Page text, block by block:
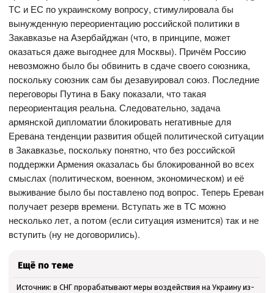
ТС и ЕС по украинскому вопросу, стимулировала бы
вынужденную переориентацию российской политики в
Закавказье на Азербайджан (что, в принципе, может
оказаться даже выгоднее для Москвы). Причём Россию
невозможно было бы обвинить в сдаче своего союзника,
поскольку союзник сам бы дезавуировал союз. Последние
переговоры Путина в Баку показали, что такая
переориентация реальна. Следовательно, задача
армянской дипломатии блокировать негативные для
Еревана тенденции развития общей политической ситуации
в Закавказье, поскольку понятно, что без российской
поддержки Армения оказалась бы блокированной во всех
смыслах (политическом, военном, экономическом) и её
выживание было бы поставлено под вопрос. Теперь Ереван
получает резерв времени. Вступать же в ТС можно
несколько лет, а потом (если ситуация изменится) так и не
вступить (ну не договорились).
Ещё по теме
Источник: в СНГ прорабатывают меры воздействия на Украину из-